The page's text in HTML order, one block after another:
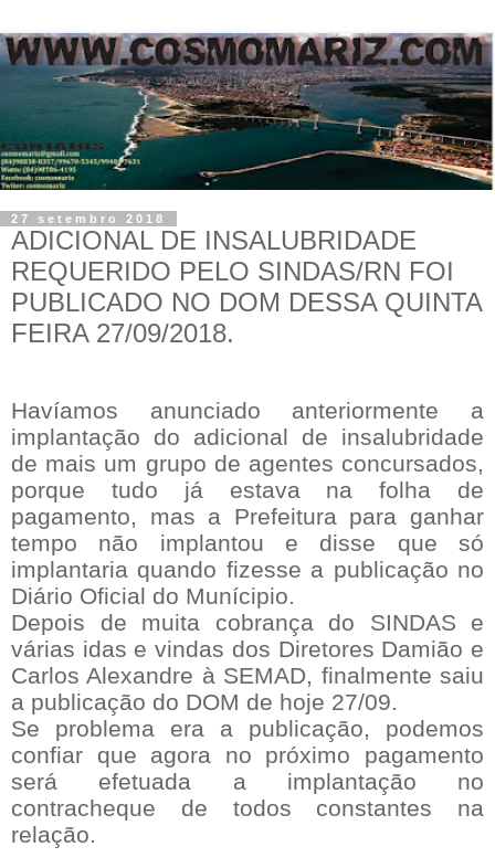
27 setembro 2018
ADICIONAL DE INSALUBRIDADE
REQUERIDO PELO SINDAS/RN FOI
PUBLICADO NO DOM DESSA QUINTA
FEIRA 27/09/2018.
Havíamos anunciado anteriormente a
implantação do adicional de insalubridade
de mais um grupo de agentes concursados,
porque tudo já estava na folha de
pagamento, mas a Prefeitura para ganhar
tempo não implantou e disse que só
implantaria quando fizesse a publicação no
Diário Oficial do Munícipio.
Depois de muita cobrança do SINDAS e
várias idas e vindas dos Diretores Damião e
Carlos Alexandre à SEMAD, finalmente saiu
a publicação do DOM de hoje 27/09.
Se problema era a publicação, podemos
confiar que agora no próximo pagamento
será efetuada a implantação no
contracheque de todos constantes na
relação.